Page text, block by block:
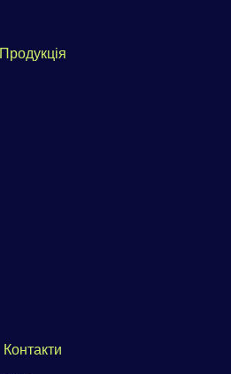
Продукція
Контакти